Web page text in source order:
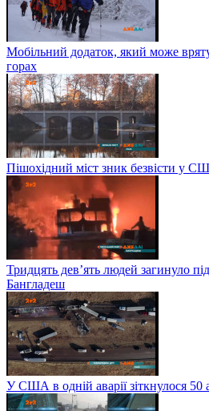
Мобільний додаток, який може
горах
Пішохідний міст зник безвісти у
Тридцять дев’ять людей загинуло
Бангладеш
У США в одній аварії зіткнулося 50